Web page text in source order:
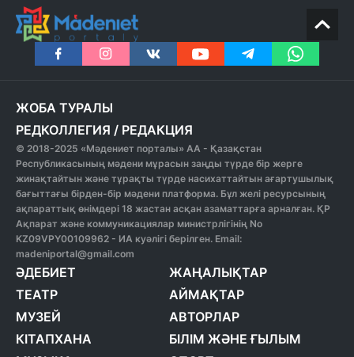
ЖОБА ТУРАЛЫ
РЕДКОЛЛЕГИЯ / РЕДАКЦИЯ
© 2018-2025 «Мәдениет порталы» АА - Қазақстан
Республикасының мәдени мұрасын заңды түрде бір жерге
жинақтайтын және тұрақты түрде насихаттайтын ағартушылық
бағыттағы бірден-бір мәдени платформа. Бұл желі ресурсының
ақпараттық өнімдері 18 жастан асқан азаматтарға арналған. ҚР
Ақпарат және коммуникациялар министрлігінің No
KZ09VPY00109962 - ИА куәлігі берілген. Email:
madeniportal@gmail.com
ӘДЕБИЕТ
ТЕАТР
МУЗЕЙ
КІТАПХАНА
ЖАҢАЛЫҚТАР
АЙМАҚТАР
АВТОРЛАР
БІЛІМ ЖӘНЕ ҒЫЛЫМ